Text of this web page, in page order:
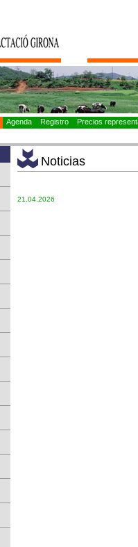
Agenda Registro Precios
Noticias
21.04.2026